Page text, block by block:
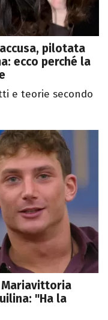
pilotata
ecco perché la
e teorie secondo
Mariavittoria
"Ha la